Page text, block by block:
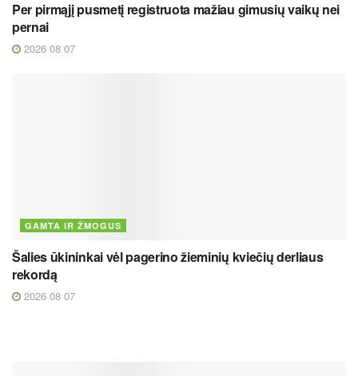
Per pirmąjį pusmetį registruota mažiau gimusių vaikų nei
pernai
2026 08 07
GAMTA IR ŽMOGUS
Šalies ūkininkai vėl pagerino žieminių kviečių derliaus
rekordą
2026 08 07